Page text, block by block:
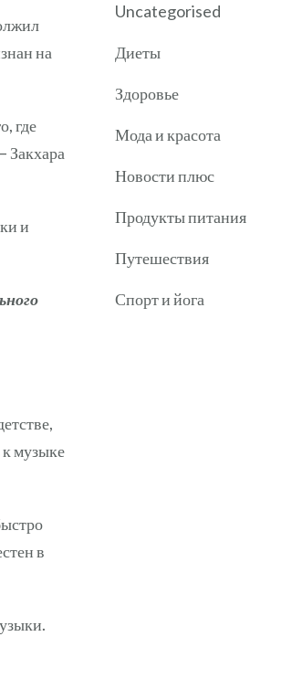
на
где
Закхара
и
к музыке
в
Uncategorised
Диеты
Здоровье
Мода и красота
Новости плюс
Продукты питания
Путешествия
Спорт и йога